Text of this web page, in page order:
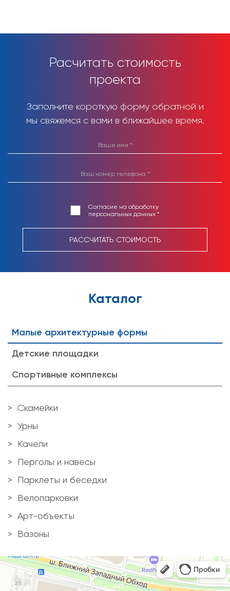
Расчитать стоимость
проекта
Заполните короткую форму обратной и
мы свяжемся с вами в ближайшее время.
Согласие на обработку
персональных данных *
РАССЧИТАТЬ СТОИМОСТЬ
Каталог
Малые архитектурные формы
Детские площадки
Спортивные комплексы
Скамейки
Урны
Качели
Перголы и навесы
Парклеты и беседки
Велопарковки
Арт-объекты
Вазоны